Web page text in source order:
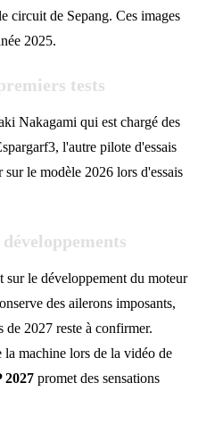
circuit de Sepang. Ces images
2025.
tests
Nakagami qui est chargé des
l'autre pilote d'essais
le modèle 2026 lors d'essais
sur le développement du moteur
des ailerons imposants,
2027 reste à confirmer.
machine lors de la vidéo de
2027 promet des sensations